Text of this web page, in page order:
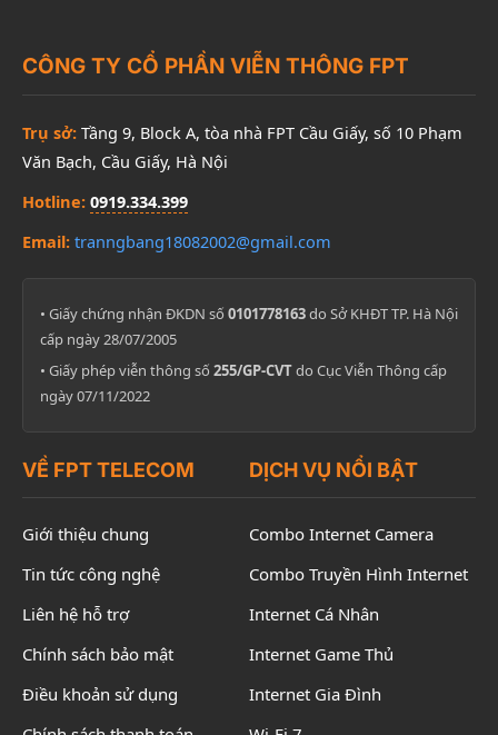
CÔNG TY CỔ PHẦN VIỄN THÔNG FPT
Trụ sở: Tầng 9, Block A, tòa nhà FPT Cầu Giấy, số 10 Phạm
Văn Bạch, Cầu Giấy, Hà Nội
Hotline: 0919.334.399
Email: tranngbang18082002@gmail.com
• Giấy chứng nhận ĐKDN số 0101778163do Sở KHĐT TP. Hà Nội
cấp ngày 28/07/2005
• Giấy phép viễn thông số 255/GP-CVTdo Cục Viễn Thông cấp
ngày 07/11/2022
VỀ FPT TELECOM
Giới thiệu chung
Tin tức công nghệ
Liên hệ hỗ trợ
Chính sách bảo mật
Điều khoản sử dụng
DỊCH VỤ NỔI BẬT
Combo Internet Camera
Combo Truyền Hình Internet
Internet Cá Nhân
Internet Game Thủ
Internet Gia Đình